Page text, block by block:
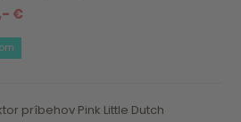
€
príbehov Pink Little Dutch